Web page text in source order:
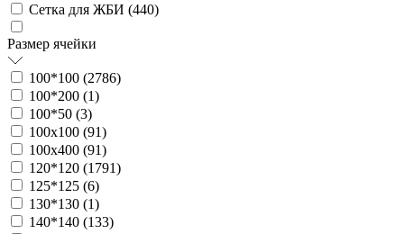
Сетка для ЖБИ (440)
Размер ячейки
100*100 (2786)
100*200 (1)
100*50 (3)
100х100 (91)
100х400 (91)
120*120 (1791)
125*125 (6)
130*130 (1)
140*140 (133)